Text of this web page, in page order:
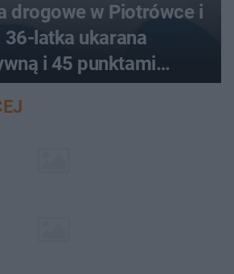
drogowe w Piotrówce i
36-latka ukarana
i 45 punktami